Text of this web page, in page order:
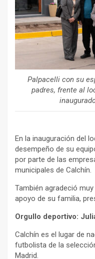
Palpacelli con su
padres, frente al
En la inauguración del
desempeño de su
por parte de las
municipales de Calchín.
También agradeció
apoyo de su familia,
Orgullo deportivo:
Calchín es el lugar de
futbolista de la
Madrid.